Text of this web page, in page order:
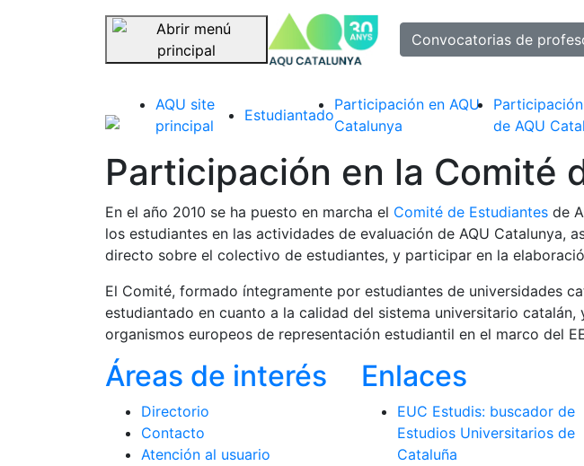
Saltar navegación
selected
Convocatorias de
AQU site
principal
Estudiantado
Participación en AQU
Catalunya
de AQU
Participación en la Comité
En el año 2010 se ha puesto en marcha el Comité de Estudiantes de
los estudiantes en las actividades de evaluación de AQU Catalunya,
directo sobre el colectivo de estudiantes, y participar en la
El Comité, formado íntegramente por estudiantes de universidades
estudiantado en cuanto a la calidad del sistema universitario
organismos europeos de representación estudiantil en el marco del
Áreas de interés
Directorio
Contacto
Atención al usuario
Enlaces
EUC Estudis: buscador de
Estudios Universitarios de
Cataluña